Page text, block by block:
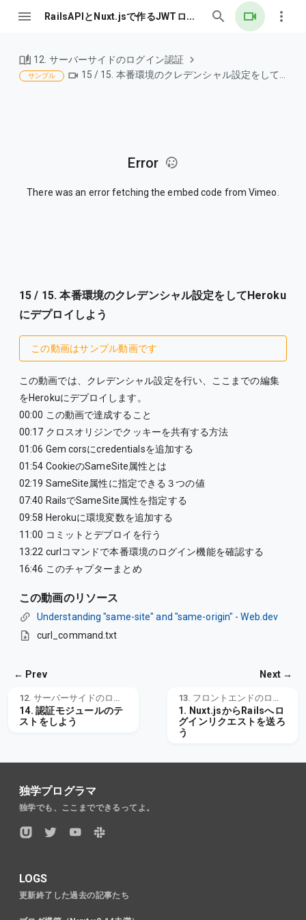
RailsAPIとNuxt.jsで作るJWTログイン認証
12. サーバーサイドのログイン認証
サンプル 15 / 15. 本番環境のクレデンシャル設定をしてHerokuにデプロイしよう
Error
There was an error fetching the embed code from Vimeo.
15 / 15. 本番環境のクレデンシャル設定をしてHeroku
にデプロイしよう
この動画はサンプル動画です
この動画では、クレデンシャル設定を行い、ここまでの編集
をHerokuにデプロイします。
00:00 この動画で達成すること
00:17 クロスオリジンでクッキーを共有する方法
01:06 Gem corsにcredentialsを追加する
01:54 CookieのSameSite属性とは
02:19 SameSite属性に指定できる３つの値
07:40 RailsでSameSite属性を指定する
09:58 Herokuに環境変数を追加する
11:00 コミットとデプロイを行う
13:22 curlコマンドで本番環境のログイン機能を確認する
16:46 このチャプターまとめ
この動画のリソース
Understanding "same-site" and "same-origin" - Web.dev
curl_command.txt
← Prev Next →
14. 認証モジュールのテ
ストをしよう
1. Nuxt.jsからRailsへロ
グインリクエストを送ろ
う
独学プログラマ
独学でも、ここまでできるってよ。
LOGS
更新終了した過去の記事たち